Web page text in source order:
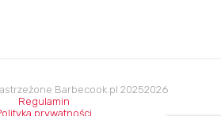
Barbecook.pl 20252026
Regulamin
prywatności